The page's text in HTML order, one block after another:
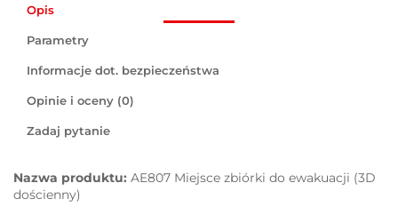
Opis
Parametry
Informacje dot. bezpieczeństwa
Opinie i oceny (0)
Zadaj pytanie
Nazwa produktu: AE807 Miejsce zbiórki do ewakuacji (3D
dościenny)